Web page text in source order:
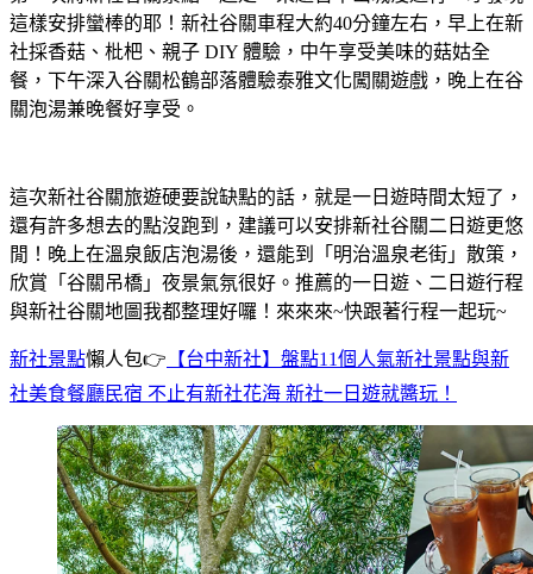
這樣安排蠻棒的耶！新社谷關車程大約40分鐘左右，早上在新
社採香菇、枇杷、親子 DIY 體驗，中午享受美味的菇姑全
餐，下午深入谷關松鶴部落體驗泰雅文化闖關遊戲，晚上在谷
關泡湯兼晚餐好享受。
這次新社谷關旅遊硬要說缺點的話，就是一日遊時間太短了，
還有許多想去的點沒跑到，建議可以安排新社谷關二日遊更悠
閒！晚上在溫泉飯店泡湯後，還能到「明治溫泉老街」散策，
欣賞「谷關吊橋」夜景氣氛很好。推薦的一日遊、二日遊行程
與新社谷關地圖我都整理好囉！來來來~快跟著行程一起玩~
新社景點懶人包👉 【台中新社】盤點11個人氣新社景點與新
社美食餐廳民宿 不止有新社花海 新社一日遊就醬玩！